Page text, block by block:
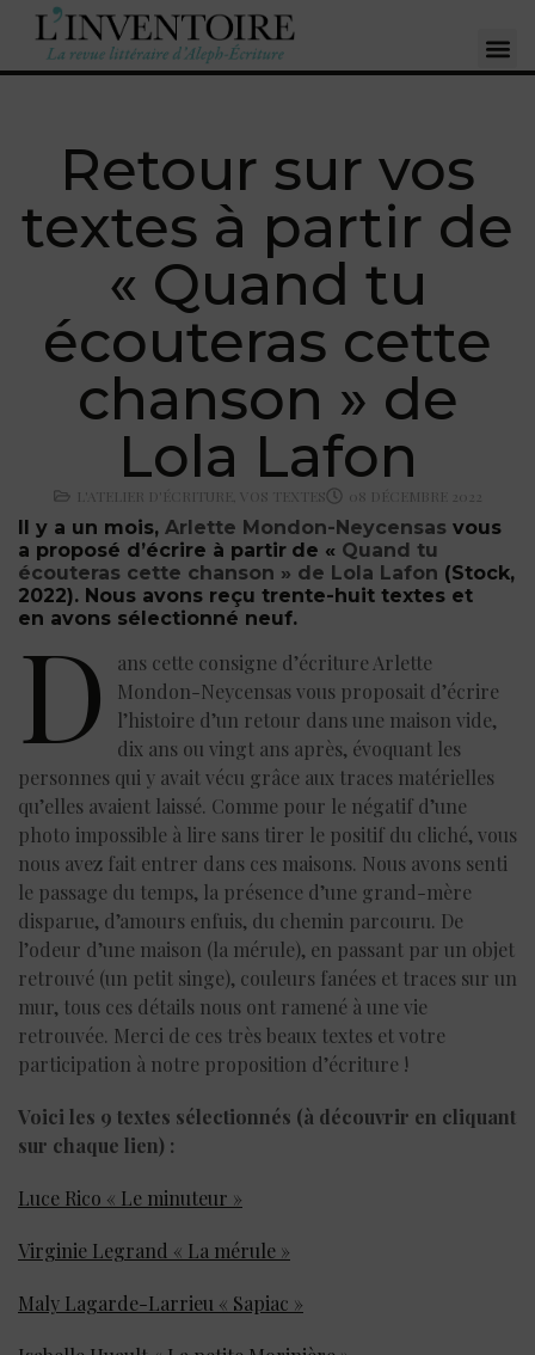
Retour sur vos
textes à partir de
« Quand tu
écouteras cette
chanson » de
Lola Lafon
L'ATELIER D'ÉCRITURE VOS TEXTES 08 DÉCEMBRE 2022
Il y a un mois, Arlette Mondon-Neycensas vous
a proposé d’écrire à partir de « Quand tu
écouteras cette chanson » de Lola Lafon (Stock,
2022). Nous avons reçu trente-huit textes et
en avons sélectionné neuf.
D
ans cette consigne d’écriture Arlette
Mondon-Neycensas vous proposait d’écrire
l’histoire d’un retour dans une maison vide,
dix ans ou vingt ans après, évoquant les
personnes qui y avait vécu grâce aux traces matérielles
qu’elles avaient laissé. Comme pour le négatif d’une
photo impossible à lire sans tirer le positif du cliché, vous
nous avez fait entrer dans ces maisons. Nous avons senti
le passage du temps, la présence d’une grand-mère
disparue, d’amours enfuis, du chemin parcouru. De
l’odeur d’une maison (la mérule), en passant par un objet
retrouvé (un petit singe), couleurs fanées et traces sur un
mur, tous ces détails nous ont ramené à une vie
retrouvée. Merci de ces très beaux textes et votre
participation à notre proposition d’écriture !
Voici les 9 textes sélectionnés (à découvrir en cliquant
sur chaque lien) :
Luce Rico « Le minuteur »
Virginie Legrand « La mérule »
Maly Lagarde-Larrieu « Sapiac »